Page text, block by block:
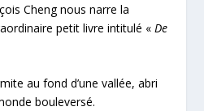
Cheng nous narre la
petit livre intitulé « De
au fond d’une vallée, abri
bouleversé.